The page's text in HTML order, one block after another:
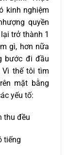
kinh nghiệm
quyền
trở thành 1
gì, hơn nữa
bước đi đầu
Vì thế tôi tìm
mặt bằng
yếu tố:
thu đều
tiếng